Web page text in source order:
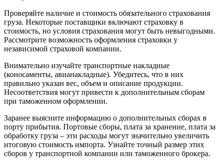
Проверяйте наличие и стоимость обязательного страхования
груза. Некоторые поставщики включают страховку в
стоимость, но условия страхования могут быть невыгодными.
Рассмотрите возможность оформления страховки у
независимой страховой компании.
Внимательно изучайте транспортные накладные
(коносаменты, авианакладные). Убедитесь, что в них
правильно указан вес, объем и описание продукции.
Несоответствия могут привести к дополнительным сборам
при таможенном оформлении.
Заранее выясните информацию о дополнительных сборах в
порту прибытия. Портовые сборы, плата за хранение, плата за
обработку груза – эти расходы могут значительно увеличить
итоговую стоимость импорта. Узнайте точный размер этих
сборов у транспортной компании или таможенного брокера.